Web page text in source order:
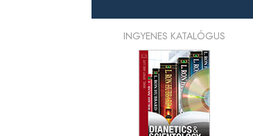
INGYENES KATALÓGUS